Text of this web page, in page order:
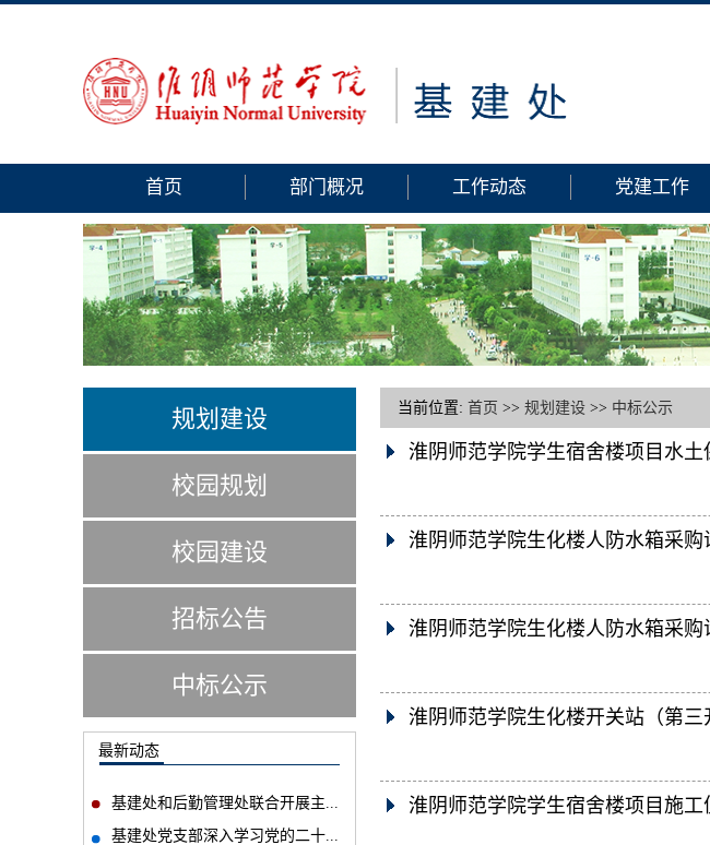
首页 部门概况 工作动态 党建工作
规划建设
校园规划
校园建设
招标公告
中标公示
最新动态
基建处和后勤管理处联合开展主...
基建处党支部深入学习党的二十...
当前位置: 首页 >> 规划建设>> 中标公示
淮阴师范学院学生宿舍楼项目水
淮阴师范学院生化楼人防水箱采
淮阴师范学院生化楼人防水箱采购
淮阴师范学院生化楼开关站（第
淮阴师范学院学生宿舍楼项目施